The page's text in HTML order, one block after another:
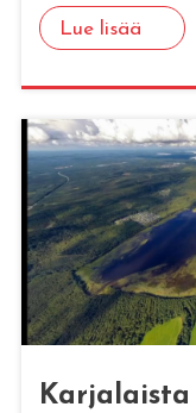
Lue lisää
Kar­ja­lais­ta